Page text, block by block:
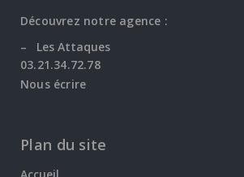
Découvrez notre agence :
–
Les Attaques
03.21.34.72.78
Nous écrire
Plan du site